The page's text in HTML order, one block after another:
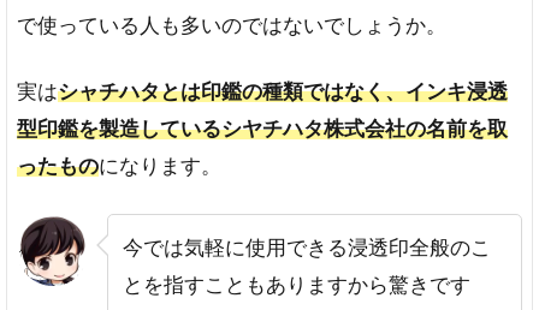
で使っている人も多いのではないでしょうか。
実はシャチハタとは印鑑の種類ではなく、インキ浸透
型印鑑を製造しているシヤチハタ株式会社の名前を取
ったものになります。
今では気軽に使用できる浸透印全般のこ
とを指すこともありますから驚きです